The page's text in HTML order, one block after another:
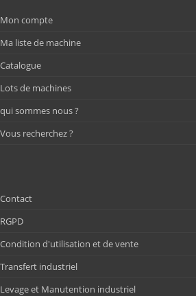
Mon compte
Ma liste de machine
Catalogue
Lots de machines
qui sommes nous ?
Vous recherchez ?
Contact
RGPD
Condition d'utilisation et de vente
Transfert industriel
Levage et Manutention industriel